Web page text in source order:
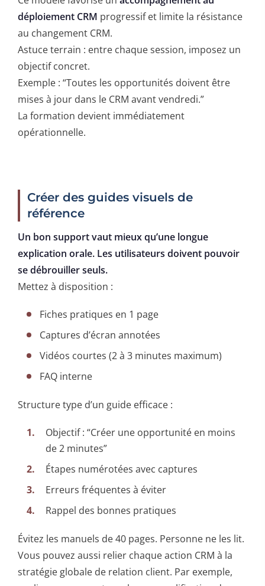
déploiement CRM progressif et limite la résistance
au changement CRM.
Astuce terrain : entre chaque session, imposez un
objectif concret.
Exemple : “Toutes les opportunités doivent être
mises à jour dans le CRM avant vendredi.”
La formation devient immédiatement
opérationnelle.
Créer des guides visuels de
référence
Un bon support vaut mieux qu’une longue
explication orale. Les utilisateurs doivent pouvoir
se débrouiller seuls.
Mettez à disposition :
Fiches pratiques en 1 page
Captures d’écran annotées
Vidéos courtes (2 à 3 minutes maximum)
FAQ interne
Structure type d’un guide efficace :
Objectif : “Créer une opportunité en moins
de 2 minutes”
Étapes numérotées avec captures
Erreurs fréquentes à éviter
Rappel des bonnes pratiques
Évitez les manuels de 40 pages. Personne ne les lit.
Vous pouvez aussi relier chaque action CRM à la
stratégie globale de relation client. Par exemple,